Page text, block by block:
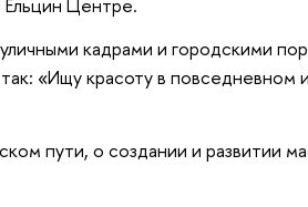
кадрами и городскими
«Ищу красоту в повседневном
пути, о создании и развитии